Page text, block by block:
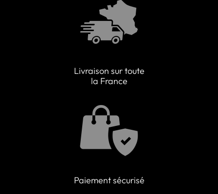
Livraison sur toute
la France
Paiement sécurisé